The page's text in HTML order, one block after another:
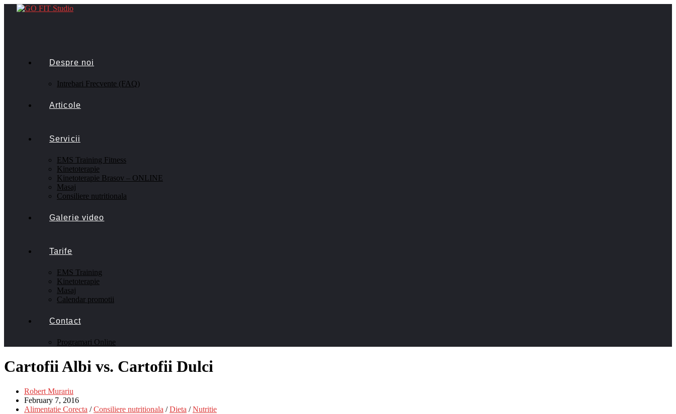
Despre noi
Intrebari Frecvente (FAQ)
Articole
Servicii
EMS Training Fitness
Kinetoterapie
Kinetoterapie Brasov – ONLINE
Masaj
Consiliere nutritionala
Galerie video
Tarife
EMS Training
Kinetoterapie
Masaj
Calendar promotii
Contact
Programari Online
Cartofii Albi vs. Cartofii Dulci
Robert Murariu
February 7, 2016
Alimentatie Corecta /Consiliere nutritionala /Dieta /Nutritie